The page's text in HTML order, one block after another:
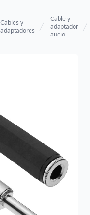
Cables y
adaptadores
Cable y
adaptador
audio